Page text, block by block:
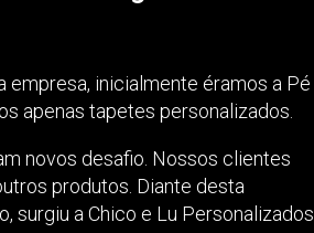
empresa, inicialmente éramos a Pé
apenas tapetes personalizados.
novos desafio. Nossos clientes
produtos. Diante desta
surgiu a Chico e Lu Personalizados.